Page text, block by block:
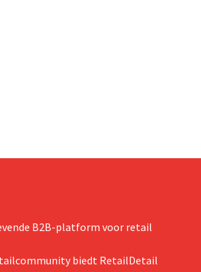
B2B-platform voor retail
biedt RetailDetail